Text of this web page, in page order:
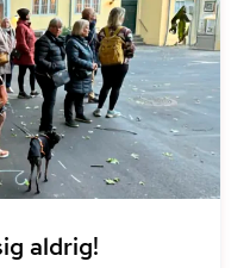
aldrig!